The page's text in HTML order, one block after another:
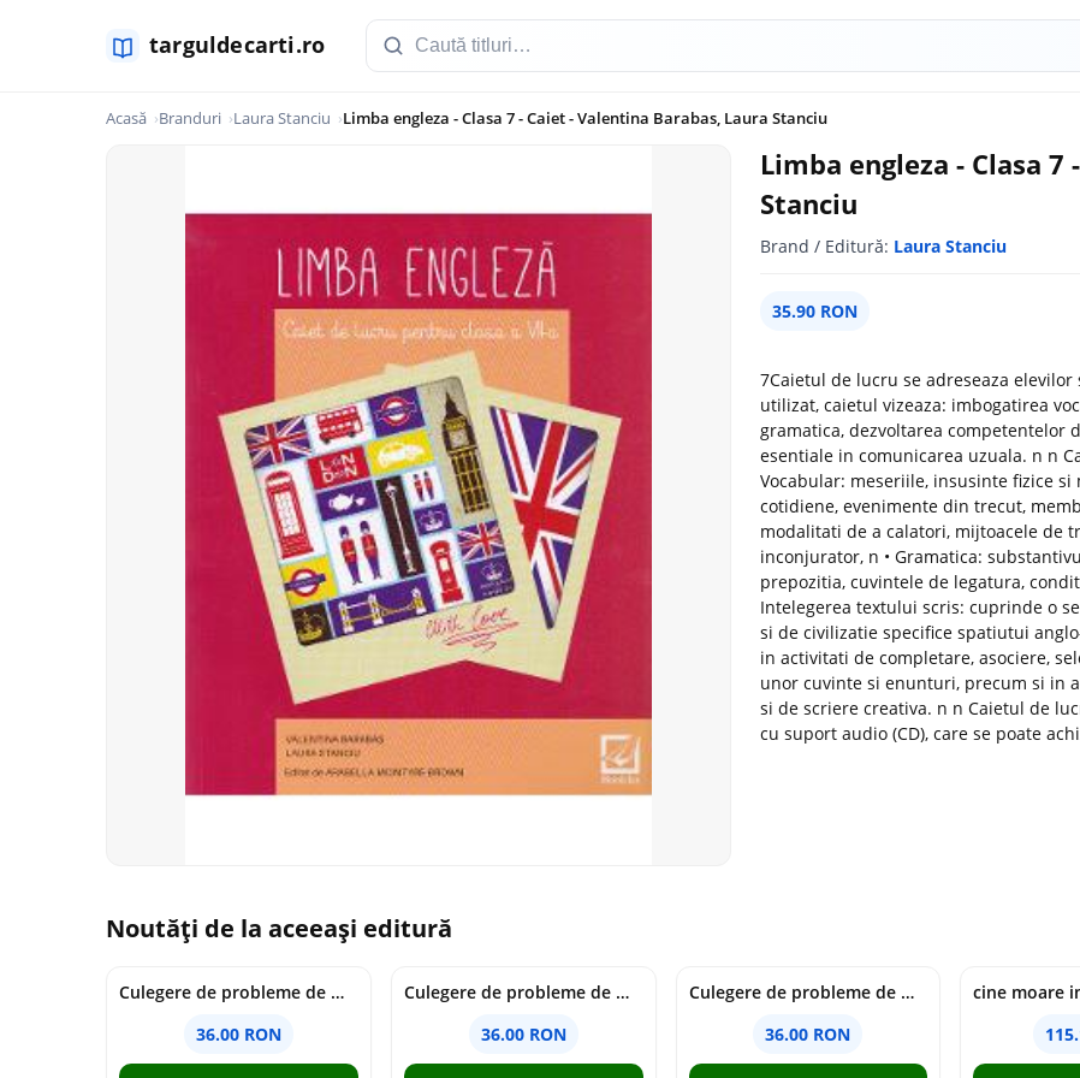
Acasă Branduri Laura Stanciu Limba engleza - Clasa 7 - Caiet - Valentina Barabas, Laura Stanciu
Limba engleza - Clasa
Stanciu
Brand / Editură: Laura Stanciu
35.90 RON
7Caietul de lucru se adreseaza
utilizat, caietul vizeaza: imbogatirea
gramatica, dezvoltarea competentelor
esentiale in comunicarea uzuala. n n
Vocabular: meseriile, insusinte fizice
cotidiene, evenimente din trecut,
modalitati de a calatori, mijtoacele de
inconjurator, n • Gramatica:
prepozitia, cuvintele de legatura,
Intelegerea textului scris: cuprinde o
si de civilizatie specifice spatiutui
in activitati de completare, asociere,
unor cuvinte si enunturi, precum si in
si de scriere creativa. n n Caietul de
cu suport audio (CD), care se poate
Noutăți de la aceeași editură
Culegere de probleme de matematica - Clasa 7 - Ioana Monalisa Manea
36.00 RON
Culegere de probleme de matematica - Clasa 6 - Ioana Monalisa Manea, Cristina Neagoe
36.00 RON
Culegere de probleme de matematica - Clasa 5 - Ioana Monalisa Manea, Cristina Neagoe
36.00 RON